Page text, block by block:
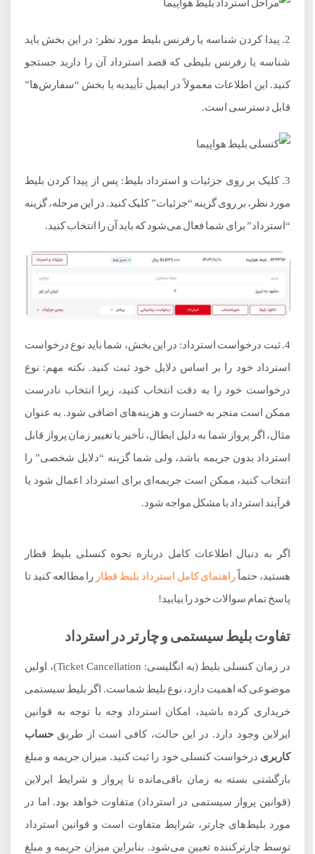
2. پیدا کردن شناسه یا رفرنس بلیط مورد نظر: در این بخش باید
شناسه یا رفرنس بلیطی که قصد استرداد آن را دارید جستجو
کنید. این اطلاعات معمولاً در ایمیل تأییدیه یا بخش “سفارش‌ها”
قابل دسترسی است.
3. کلیک بر روی جزئیات و استرداد بلیط: پس از پیدا کردن بلیط
مورد نظر، بر روی گزینه “جزئیات” کلیک کنید. در این مرحله، گزینه
“استرداد” برای شما فعال می‌شود که باید آن را انتخاب کنید.
4. ثبت درخواست استرداد: در این بخش، شما باید نوع درخواست
استرداد خود را بر اساس دلایل خود ثبت کنید. نکته مهم: نوع
درخواست خود را به دقت انتخاب کنید، زیرا انتخاب نادرست
ممکن است منجر به خسارت و هزینه‌های اضافی شود. به عنوان
مثال، اگر پرواز شما به دلیل ابطال، تأخیر یا تغییر زمان پرواز قابل
استرداد بدون جریمه باشد، ولی شما گزینه “دلایل شخصی” را
انتخاب کنید، ممکن است جریمه‌ای برای استرداد اعمال شود یا
فرآیند استرداد با مشکل مواجه شود.
اگر به دنبال اطلاعات کامل درباره نحوه کنسلی بلیط قطار
هستید، حتماً راهنمای کامل استرداد بلیط قطار را مطالعه کنید تا
پاسخ تمام سوالات خود را بیابید!
تفاوت بلیط سیستمی و چارتر در استرداد
در زمان کنسلی بلیط (به انگلیسی: Ticket Cancellation)، اولین
موضوعی که اهمیت دارد، نوع بلیط شماست. اگر بلیط سیستمی
خریداری کرده باشید، امکان استرداد وجه با توجه به قوانین
ایرلاین وجود دارد. در این حالت، کافی است از طریق حساب
کاربریدرخواست کنسلی خود را ثبت کنید. میزان جریمه و مبلغ
بازگشتی بسته به زمان باقی‌مانده تا پرواز و شرایط ایرلاین
(قوانین پرواز سیستمی در استرداد) متفاوت خواهد بود. اما در
مورد بلیط‌های چارتر، شرایط متفاوت است و قوانین استرداد
توسط چارترکننده تعیین می‌شود. بنابراین میزان جریمه و مبلغ